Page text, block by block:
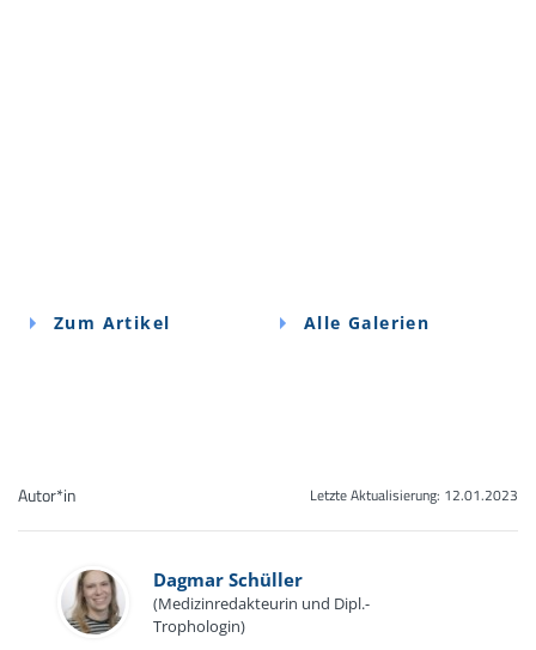
Zum Artikel Alle Galerien
Letzte Aktualisierung: 12.01.2023
Autor*in
Dagmar Schüller
(Medizinredakteurin und Dipl.-
Trophologin)